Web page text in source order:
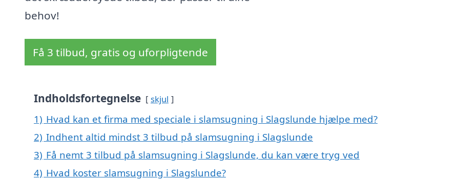
behov!
Få 3 tilbud, gratis og uforpligtende
Indholdsfortegnelse skjul
1) Hvad kan et firma med speciale i slamsugning i Slagslunde hjælpe med?
2) Indhent altid mindst 3 tilbud på slamsugning i Slagslunde
3) Få nemt 3 tilbud på slamsugning i Slagslunde, du kan være tryg ved
4) Hvad koster slamsugning i Slagslunde?